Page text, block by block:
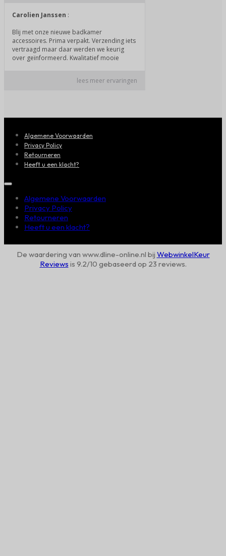
Algemene Voorwaarden
Privacy Policy
Retourneren
Heeft u een klacht?
Algemene Voorwaarden
Privacy Policy
Retourneren
Heeft u een klacht?
De waardering van www.dline-online.nl bij WebwinkelKeur
Reviews is 9.2/10 gebaseerd op 23 reviews.